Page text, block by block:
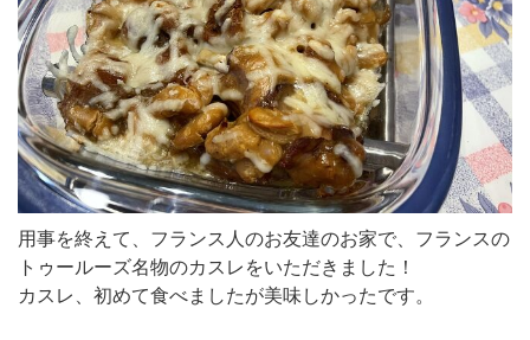
用事を終えて、フランス人のお友達のお家で、フランスの
トゥールーズ名物のカスレをいただきました！
カスレ、初めて食べましたが美味しかったです。